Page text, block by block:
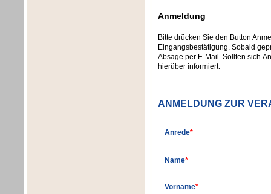
Anmeldung
Bitte drücken Sie den Button
Eingangsbestätigung. Sobald
Absage per E-Mail. Sollten sich
hierüber informiert.
ANMELDUNG ZUR
Anrede*
Name*
Vorname*